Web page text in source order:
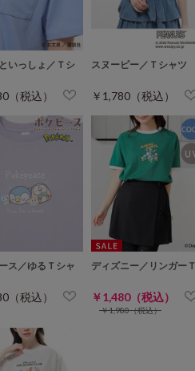
いっしょ／Ｔシ
（税込）
スヌーピー／Ｔシャツ
￥1,780（税込）
ス／ゆるＴシャ
（税込）
ディズニー／リンガーＴ
￥1,480（税込）
￥1,980（税込）